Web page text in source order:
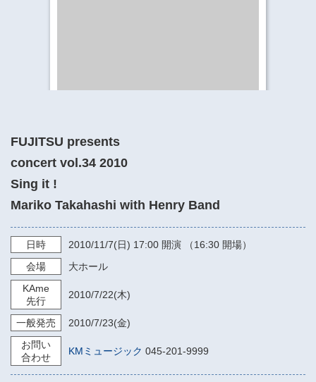
FUJITSU presents
concert vol.34 2010
Sing it !
Mariko Takahashi with Henry Band
日時 2010/11/7(日) 17:00 開演 （16:30 開場）
会場
大ホール
KAme
先行
2010/7/22(木)
一般発売 2010/7/23(金)
お問い
合わせ
KMミュージック 045-201-9999